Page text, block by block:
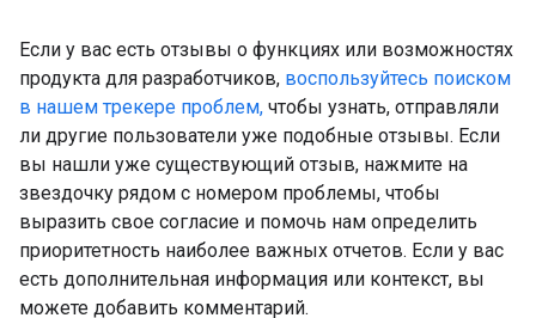
Если у вас есть отзывы о функциях или возможностях
продукта для разработчиков, воспользуйтесь поиском
в нашем трекере проблем, чтобы узнать, отправляли
ли другие пользователи уже подобные отзывы. Если
вы нашли уже существующий отзыв, нажмите на
звездочку рядом с номером проблемы, чтобы
выразить свое согласие и помочь нам определить
приоритетность наиболее важных отчетов. Если у вас
есть дополнительная информация или контекст, вы
можете добавить комментарий.